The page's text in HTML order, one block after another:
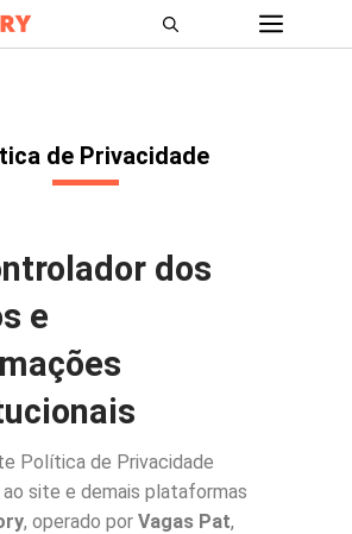
de Privacidade
dos
e
Política de Privacidade
site e demais plataformas
, operado por Vagas Pat,